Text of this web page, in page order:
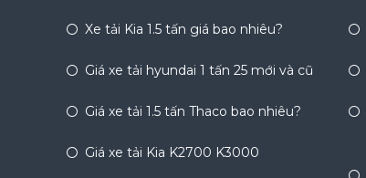
Xe tải Kia 1.5 tấn giá bao nhiêu?
Giá xe tải hyundai 1 tấn 25 mới và cũ
Giá xe tải 1.5 tấn Thaco bao nhiêu?
Giá xe tải Kia K2700 K3000